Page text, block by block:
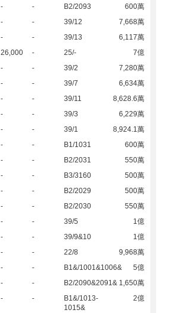
- - B2/2093
600萬
- - 39/12
7,668萬
- - 39/13
6,117萬
26,000 - 25/-
7億
- - 39/2
7,280萬
- - 39/7
6,634萬
- - 39/11
8,628.6萬
- - 39/3
6,229萬
- - 39/1
8,924.1萬
- - B1/1031
600萬
- - B2/2031
550萬
- - B3/3160
500萬
- - B2/2029
500萬
- - B2/2030
550萬
- - 39/5
1億
- - 39/9&10
1億
- - 22/8
9,968萬
- - B1&/1001&1006&
5億
- - B2/2090&2091& 1,650萬
- -
B1&/1013-
1015&
2億